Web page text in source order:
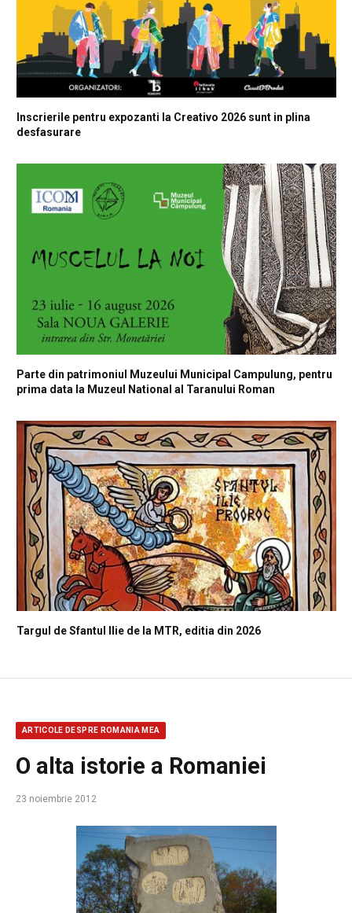
Inscrierile pentru expozanti la Creativo 2026 sunt in plina
desfasurare
Parte din patrimoniul Muzeului Municipal Campulung, pentru
prima data la Muzeul National al Taranului Roman
Targul de Sfantul Ilie de la MTR, editia din 2026
ARTICOLE DESPRE ROMANIA MEA
O alta istorie a Romaniei
23 noiembrie 2012